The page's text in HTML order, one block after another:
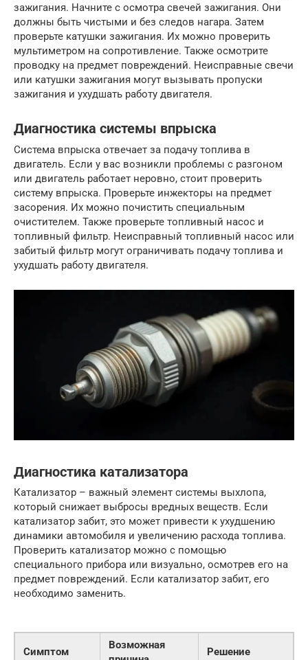
зажигания. Начните с осмотра свечей зажигания. Они
должны быть чистыми и без следов нагара. Затем
проверьте катушки зажигания. Их можно проверить
мультиметром на сопротивление. Также осмотрите
проводку на предмет повреждений. Неисправные свечи
или катушки зажигания могут вызывать пропуски
зажигания и ухудшать работу двигателя.
Диагностика системы впрыска
Система впрыска отвечает за подачу топлива в
двигатель. Если у вас возникли проблемы с разгоном
или двигатель работает неровно, стоит проверить
систему впрыска. Проверьте инжекторы на предмет
засорения. Их можно почистить специальным
очистителем. Также проверьте топливный насос и
топливный фильтр. Неисправный топливный насос или
забитый фильтр могут ограничивать подачу топлива и
ухудшать работу двигателя.
Диагностика катализатора
Катализатор – важный элемент системы выхлопа,
который снижает выбросы вредных веществ. Если
катализатор забит, это может привести к ухудшению
динамики автомобиля и увеличению расхода топлива.
Проверить катализатор можно с помощью
специального прибора или визуально, осмотрев его на
предмет повреждений. Если катализатор забит, его
необходимо заменить.
Симптом
Возможная
Решение